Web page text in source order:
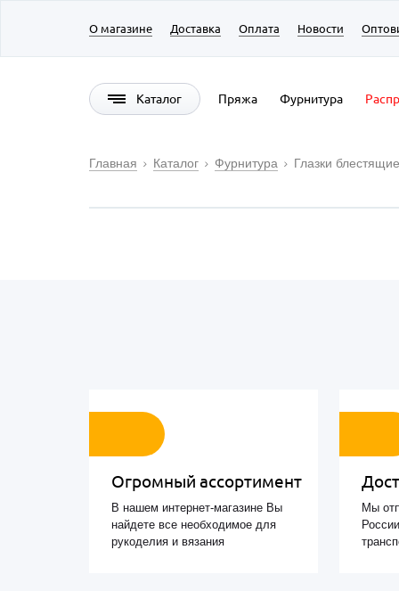
О магазине Доставка Оплата Новости
Каталог Пряжа Фурнитура
Главная Каталог Фурнитура Глазки
Огромный ассортимент
В нашем интернет-магазине Вы
найдете все необходимое для
рукоделия и вязания
Мы